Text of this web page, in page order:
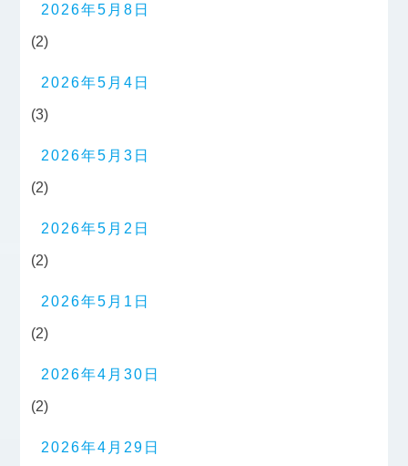
2026年5月8日
(2)
2026年5月4日
(3)
2026年5月3日
(2)
2026年5月2日
(2)
2026年5月1日
(2)
2026年4月30日
(2)
2026年4月29日